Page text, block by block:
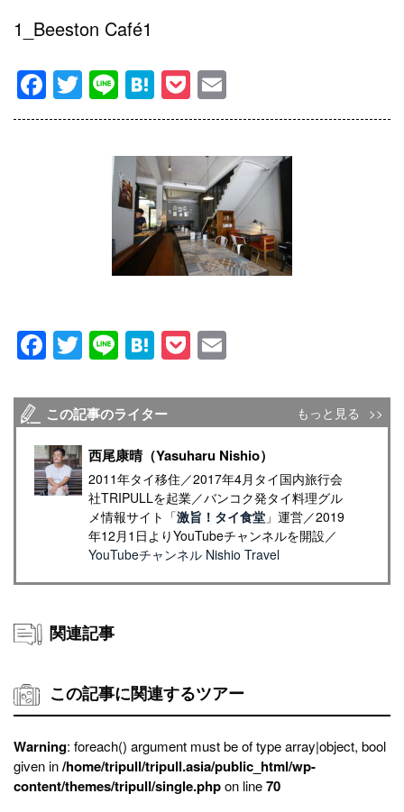
1_Beeston Café1
Facebook
Twitter
LineHatenaPocket
Facebook
Twitter
LineHatenaPocket
この記事のライター もっと見る
西尾康晴（Yasuharu Nishio）
2011年タイ移住／2017年4月タイ国内旅行会
社TRIPULLを起業／バンコク発タイ料理グル
メ情報サイト「激旨！タイ食堂」運営／2019
年12月1日よりYouTubeチャンネルを開設／
YouTubeチャンネル Nishio Travel
関連記事
この記事に関連するツアー
Warning: foreach() argument must be of type array|object, bool
given in/home/tripull/tripull.asia/public_html/wp-
content/themes/tripull/single.phpon line70